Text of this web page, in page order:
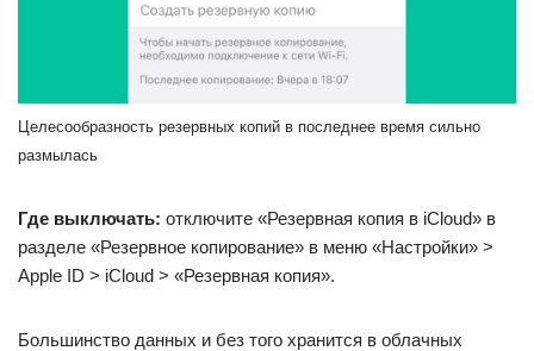
Целесообразность резервных копий в последнее время сильно
размылась
Где выключать: отключите «Резервная копия в iCloud» в
разделе «Резервное копирование» в меню «Настройки» >
Apple ID > iCloud > «Резервная копия».
Большинство данных и без того хранится в облачных